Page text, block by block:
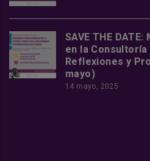
SAVE THE
en la
Reflexiones y
mayo)
14 mayo, 2025